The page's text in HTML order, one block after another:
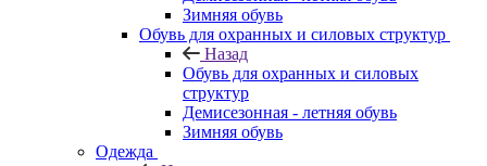
Зимняя обувь
Обувь для охранных и силовых структур
Назад
Обувь для охранных и силовых
структур
Демисезонная - летняя обувь
Зимняя обувь
Одежда